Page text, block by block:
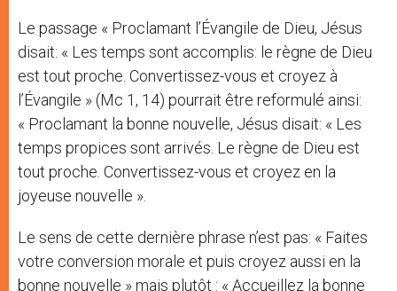
Le passage « Proclamant l’Évangile de Dieu, Jésus
disait: « Les temps sont accomplis: le règne de Dieu
est tout proche. Convertissez-vous et croyez à
l’Évangile » (Mc 1, 14) pourrait être reformulé ainsi:
« Proclamant la bonne nouvelle, Jésus disait: « Les
temps propices sont arrivés. Le règne de Dieu est
tout proche. Convertissez-vous et croyez en la
joyeuse nouvelle ».
Le sens de cette dernière phrase n’est pas: « Faites
votre conversion morale et puis croyez aussi en la
bonne nouvelle » mais plutôt : « Accueillez la bonne